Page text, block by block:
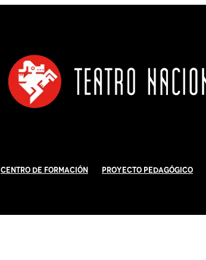
Centro de Formación Proyecto Pedagógico